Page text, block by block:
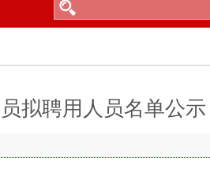
拟聘用人员名单公示